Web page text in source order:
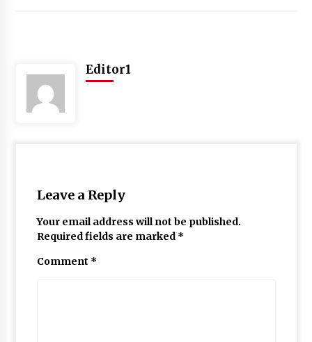
Editor1
Leave a Reply
Your email address will not be published.
Required fields are marked *
Comment *